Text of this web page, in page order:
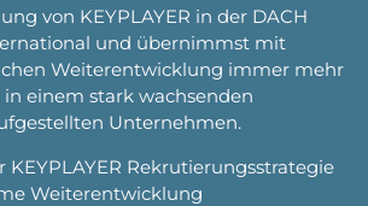
von KEYPLAYER in der DACH
und übernimmst mit
Weiterentwicklung immer mehr
einem stark wachsenden
Unternehmen.
KEYPLAYER Rekrutierungsstrategie
Weiterentwicklung